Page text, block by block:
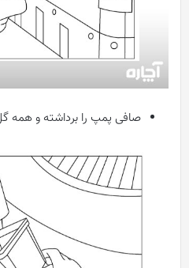
صافی پمپ را برداشته و همه